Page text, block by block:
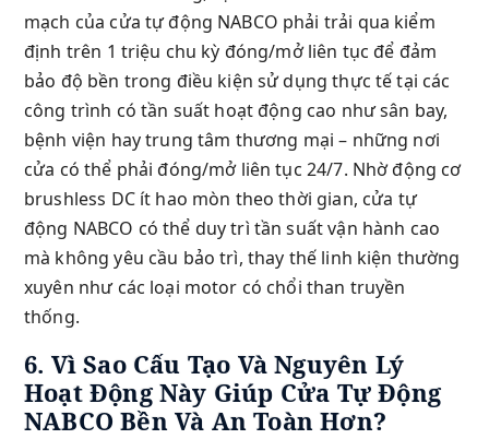
mạch của cửa tự động NABCO phải trải qua kiểm
định trên 1 triệu chu kỳ đóng/mở liên tục để đảm
bảo độ bền trong điều kiện sử dụng thực tế tại các
công trình có tần suất hoạt động cao như sân bay,
bệnh viện hay trung tâm thương mại – những nơi
cửa có thể phải đóng/mở liên tục 24/7. Nhờ động cơ
brushless DC ít hao mòn theo thời gian, cửa tự
động NABCO có thể duy trì tần suất vận hành cao
mà không yêu cầu bảo trì, thay thế linh kiện thường
xuyên như các loại motor có chổi than truyền
thống.
6. Vì Sao Cấu Tạo Và Nguyên Lý
Hoạt Động Này Giúp Cửa Tự Động
NABCO Bền Và An Toàn Hơn?